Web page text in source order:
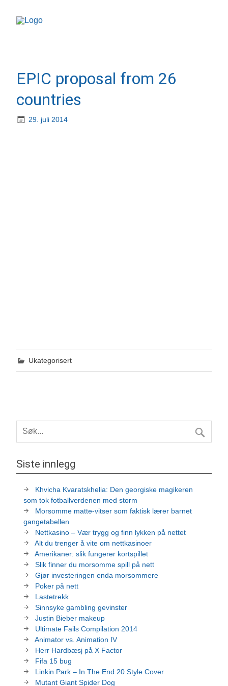
EPIC proposal from 26
countries
29. juli 2014
Ukategorisert
Siste innlegg
Khvicha Kvaratskhelia: Den georgiske magikeren
som tok fotballverdenen med storm
Morsomme matte-vitser som faktisk lærer barnet
gangetabellen
Nettkasino – Vær trygg og finn lykken på nettet
Alt du trenger å vite om nettkasinoer
Amerikaner: slik fungerer kortspillet
Slik finner du morsomme spill på nett
Gjør investeringen enda morsommere
Poker på nett
Lastetrekk
Sinnsyke gambling gevinster
Justin Bieber makeup
Ultimate Fails Compilation 2014
Animator vs. Animation IV
Herr Hardbæsj på X Factor
Fifa 15 bug
Linkin Park – In The End 20 Style Cover
Mutant Giant Spider Dog